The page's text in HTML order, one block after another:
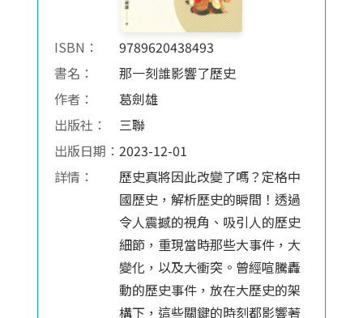
ISBN：
9789620438493
書名：
那一刻誰影響了歷史
作者：
葛劍雄
出版社：
三聯
出版日期： 2023-12-01
詳情：
歷史真將因此改變了嗎？定格中
國歷史，解析歷史的瞬間！透過
令人震撼的視角、吸引人的歷史
細節，重現當時那些大事件，大
變化，以及大衝突。曾經喧騰轟
動的歷史事件，放在大歷史的架
構下，這些關鍵的時刻都影響著